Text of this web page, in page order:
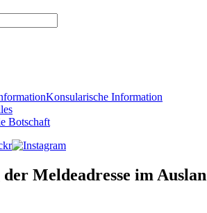
Konsularische Information
Botschaft
Meldeadresse im